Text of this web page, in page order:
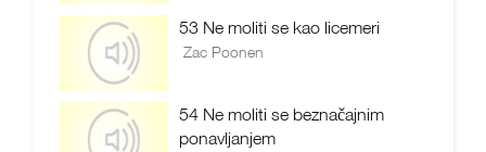
53 Ne moliti se kao licemeri
Zac Poonen
54 Ne moliti se beznačajnim
ponavljanjem